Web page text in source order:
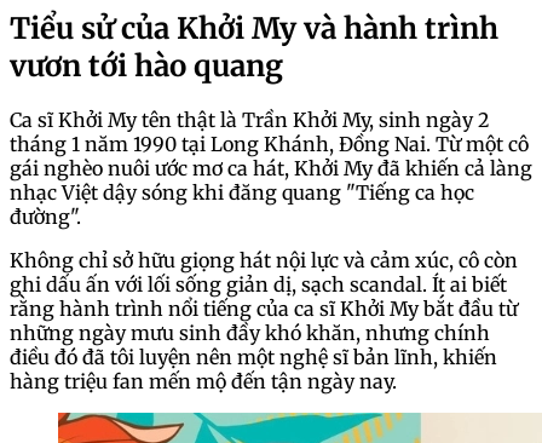
Tiểu sử của Khởi My và hành trình
vươn tới hào quang
Ca sĩ Khởi My tên thật là Trần Khởi My, sinh ngày 2
tháng 1 năm 1990 tại Long Khánh, Đồng Nai. Từ một cô
gái nghèo nuôi ước mơ ca hát, Khởi My đã khiến cả làng
nhạc Việt dậy sóng khi đăng quang "Tiếng ca học
đường".
Không chỉ sở hữu giọng hát nội lực và cảm xúc, cô còn
ghi dấu ấn với lối sống giản dị, sạch scandal. Ít ai biết
rằng hành trình nổi tiếng của ca sĩ Khởi My bắt đầu từ
những ngày mưu sinh đầy khó khăn, nhưng chính
điều đó đã tôi luyện nên một nghệ sĩ bản lĩnh, khiến
hàng triệu fan mến mộ đến tận ngày nay.